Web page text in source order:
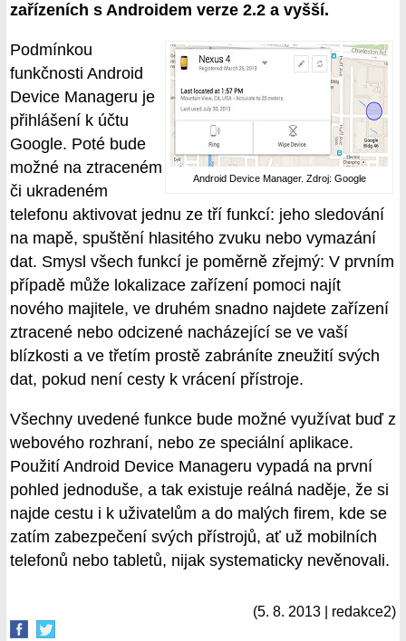
zařízeních s Androidem verze 2.2 a vyšší.
Android Device Manager. Zdroj: Google
Podmínkou
funkčnosti Android
Device Manageru je
přihlášení k účtu
Google. Poté bude
možné na ztraceném
či ukradeném
telefonu aktivovat jednu ze tří funkcí: jeho sledování
na mapě, spuštění hlasitého zvuku nebo vymazání
dat. Smysl všech funkcí je poměrně zřejmý: V prvním
případě může lokalizace zařízení pomoci najít
nového majitele, ve druhém snadno najdete zařízení
ztracené nebo odcizené nacházející se ve vaší
blízkosti a ve třetím prostě zabráníte zneužití svých
dat, pokud není cesty k vrácení přístroje.
Všechny uvedené funkce bude možné využívat buď z
webového rozhraní, nebo ze speciální aplikace.
Použití Android Device Manageru vypadá na první
pohled jednoduše, a tak existuje reálná naděje, že si
najde cestu i k uživatelům a do malých firem, kde se
zatím zabezpečení svých přístrojů, ať už mobilních
telefonů nebo tabletů, nijak systematicky nevěnovali.
(5. 8. 2013 | redakce2)